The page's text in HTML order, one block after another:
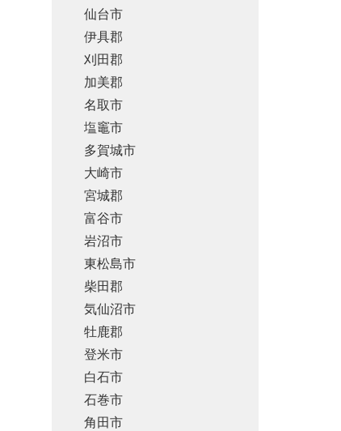
仙台市
伊具郡
刈田郡
加美郡
名取市
塩竈市
多賀城市
大崎市
宮城郡
富谷市
岩沼市
東松島市
柴田郡
気仙沼市
牡鹿郡
登米市
白石市
石巻市
角田市